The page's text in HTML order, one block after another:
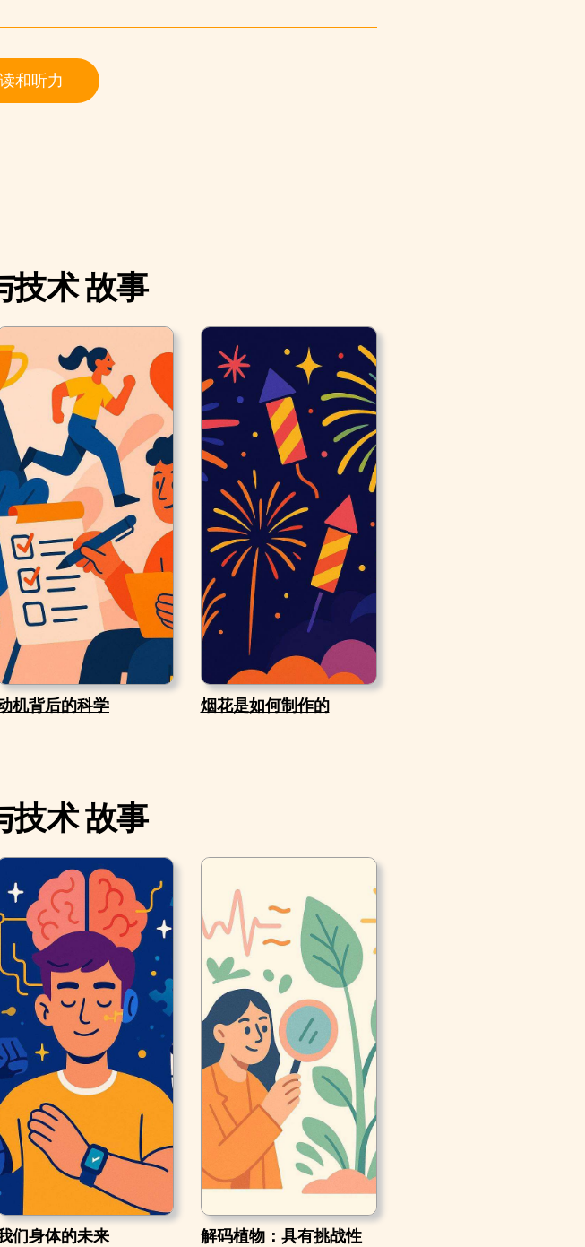
和听力
技术 故事
机背后的科学 烟花是如何制作的
技术 故事
们身体的未来
解码植物：具有挑战性